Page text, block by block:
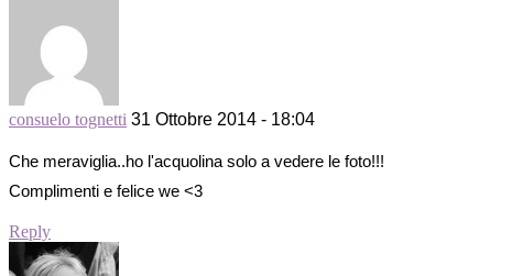
consuelo tognetti 31 Ottobre 2014 - 18:04
Che meraviglia..ho l'acquolina solo a vedere le foto!!!
Complimenti e felice we <3
Reply